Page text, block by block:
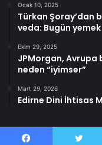
Ocak 10, 2025
Türkan Şoray’dan
veda: Bugün
Ekim 29, 2025
JPMorgan, Avrupa
neden “iyimser”
Mart 29, 2026
Edirne Dini İhtisas